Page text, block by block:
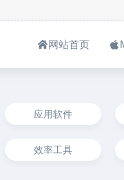
网站首页
应用软件
效率工具